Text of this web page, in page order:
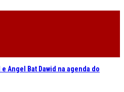
Angel Bat Dawid na agenda do